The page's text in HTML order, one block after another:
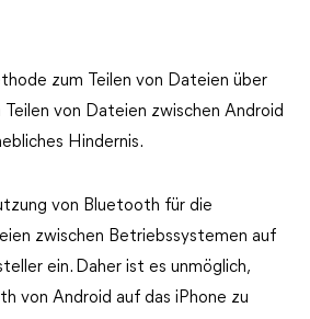
zum Teilen von Dateien über
von Dateien zwischen Android
Hindernis.
von Bluetooth für die
zwischen Betriebssystemen auf
ein. Daher ist es unmöglich,
von Android auf das iPhone zu